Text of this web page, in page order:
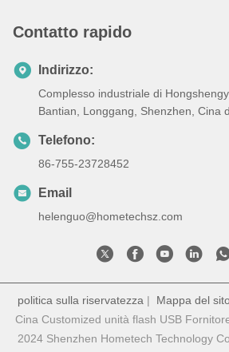
Contatto rapido
Indirizzo:
Complesso industriale di
Bantian, Longgang, Shenzhen, Cina
Telefono:
86-755-23728452
Email
helenguo@hometechsz.com
politica sulla riservatezza | Mappa del
Cina Customized unità flash USB
2024 Shenzhen Hometech Technology